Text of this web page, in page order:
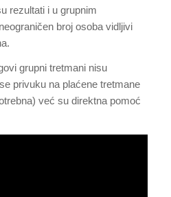
rezultati i u grupnim
broj osoba vidljivi
grupni tretmani nisu
privuku na plaćene tretmane
već su direktna pomoć